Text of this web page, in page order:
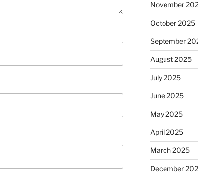
November
October 2025
September
August 2025
July 2025
June 2025
May 2025
April 2025
March 2025
December